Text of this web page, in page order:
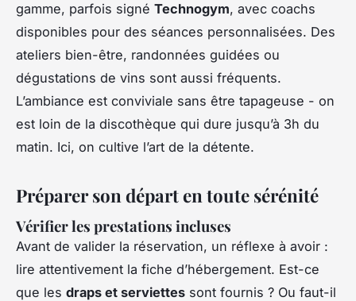
gamme, parfois signé Technogym, avec coachs
disponibles pour des séances personnalisées. Des
ateliers bien-être, randonnées guidées ou
dégustations de vins sont aussi fréquents.
L’ambiance est conviviale sans être tapageuse - on
est loin de la discothèque qui dure jusqu’à 3h du
matin. Ici, on cultive l’art de la détente.
Préparer son départ en toute sérénité
Vérifier les prestations incluses
Avant de valider la réservation, un réflexe à avoir :
lire attentivement la fiche d’hébergement. Est-ce
que les draps et serviettes sont fournis ? Ou faut-il